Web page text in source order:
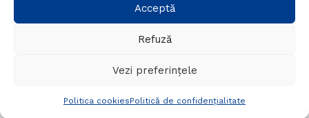
Acceptă
Refuză
Vezi preferințele
Politica cookiesPolitică de confidențialitate
+40 788 760 194